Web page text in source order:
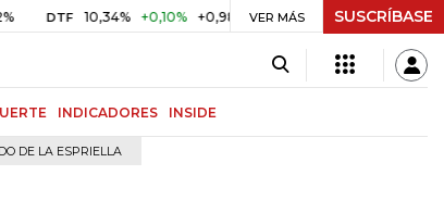
10,34% +0,10% +0,98% UVR $ 417,01 +$ 0,05 +0,01%
VER MÁS SUSCRÍBASE
INDICADORES INSIDE
DE LA ESPRIELLA